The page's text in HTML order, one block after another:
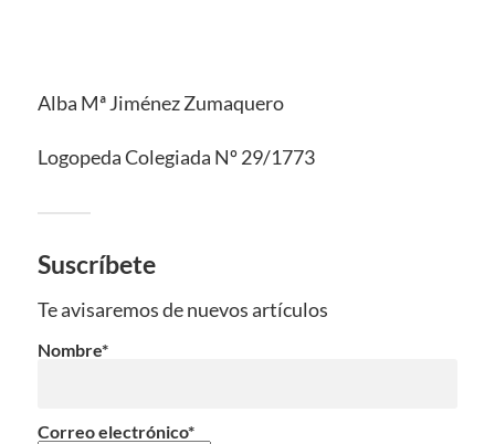
Alba Mª Jiménez Zumaquero
Logopeda Colegiada Nº 29/1773
Suscríbete
Te avisaremos de nuevos artículos
Nombre*
Correo electrónico*